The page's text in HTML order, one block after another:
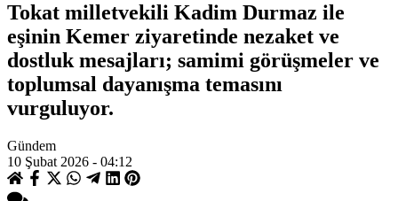
Tokat milletvekili Kadim Durmaz ile
eşinin Kemer ziyaretinde nezaket ve
dostluk mesajları; samimi görüşmeler ve
toplumsal dayanışma temasını
vurguluyor.
Gündem
10 Şubat 2026 - 04:12